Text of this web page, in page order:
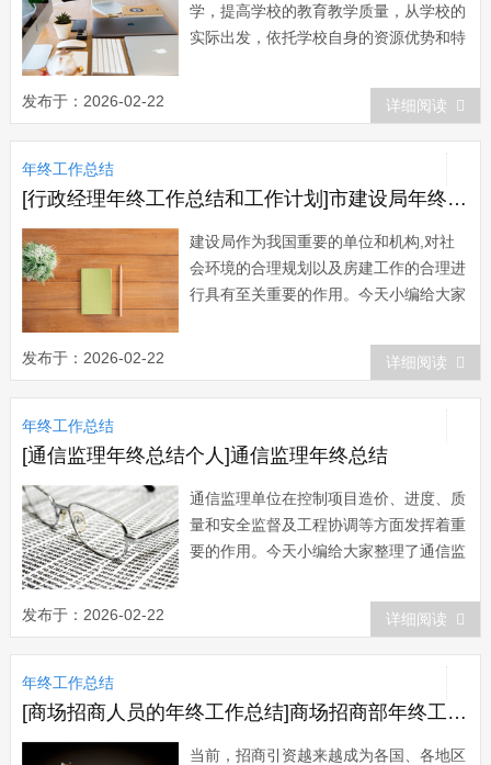
学，提高学校的教育教学质量，从学校的
实际出发，依托学校自身的资源优势和特
整理了校本教研年终工作总结，希望对大
家有所帮助。校本教研年终工作总结范文
一 以校为本，是新世纪学校教育改革
与发展的全新的教育理念。校本教研是实
施新课程改...
发布于：2026-02-22 详细阅读
年终工作总结
[行政经理年终工作总结和工作计划]市建设局年终工作总结和工作计划
建设局作为我国重要的单位和机构,对社
会环境的合理规划以及房建工作的合理进
行具有至关重要的作用。今天小编给大家
家有所帮助。市建设局年终工作总结范文
一 禹城市建设局紧紧围绕市委市政府
和上级主管部门的决策部署，认真贯彻落
实全市城镇化工作会议安排，加快推进新
型城镇化...
发布于：2026-02-22 详细阅读
年终工作总结
[通信监理年终总结个人]通信监理年终总结
通信监理单位在控制项目造价、进度、质
量和安全监督及工程协调等方面发挥着重
要的作用。今天小编给大家整理了通信监
信监理年终总结篇一 在过去的一年
里，在分公司与项目部领导的指导与带领
下，我认真坚持正确的工作指导思想，树
发布于：2026-02-22 详细阅读
年终工作总结
[商场招商人员的年终工作总结]商场招商部年终工作总结
当前，招商引资越来越成为各国、各地区